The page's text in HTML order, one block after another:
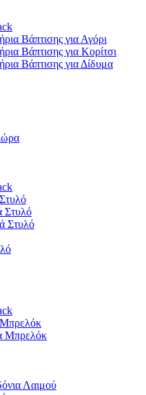
Βάπτισης για Αγόρι
Βάπτισης για Κορίτσι
Βάπτισης για Δίδυμα
Στυλό
Στυλό
Μπρελόκ
Λαιμού